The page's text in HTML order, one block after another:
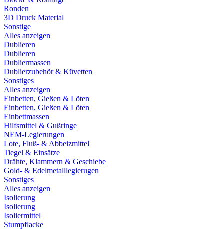
Ronden
3D Druck Material
Sonstige
Alles anzeigen
Dublieren
Dublieren
Dubliermassen
Dublierzubehör & Küvetten
Sonstiges
Alles anzeigen
Einbetten, Gießen & Löten
Einbetten, Gießen & Löten
Einbettmassen
Hilfsmittel & Gußringe
NEM-Legierungen
Lote, Fluß- & Abbeizmittel
Tiegel & Einsätze
Drähte, Klammern & Geschiebe
Gold- & Edelmetalllegierugen
Sonstiges
Alles anzeigen
Isolierung
Isolierung
Isoliermittel
Stumpflacke